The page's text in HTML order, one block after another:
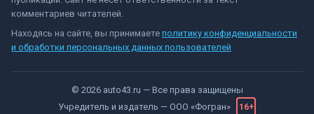
комментариев читателей.
Находясь на сайте, вы принимаете политику конфиденциальности
и обработки персональных данных пользователей
© 2026 auto43.ru — Все права защищены
Учредитель и издатель — ООО «Фогран» 16+